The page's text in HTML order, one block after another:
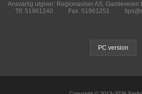
Ansvarlig utgiver: Regionaviser AS, Gamleveien
Tlf. 51961240
Fax. 51961251
PC version